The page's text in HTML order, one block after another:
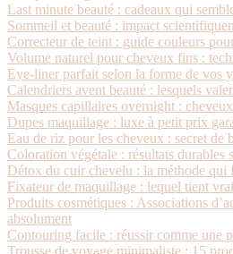
Last minute beauté : cadeaux qui
Sommeil et beauté : impact
Correcteur de teint : guide couleurs
Volume naturel pour cheveux fins :
Eye-liner parfait selon la forme de vos
Calendriers avent beauté : lesquels
Masques capillaires overnight :
Dupes maquillage : luxe à petit prix
Eau de riz pour les cheveux : secret de
Coloration végétale : résultats durables
Détox du cuir chevelu : la méthode qui
Fixateur de maquillage : lequel tient
Produits cosmétiques : Associations
absolument
Contouring facile : réussir comme une
Trousse de voyage minimaliste : 15